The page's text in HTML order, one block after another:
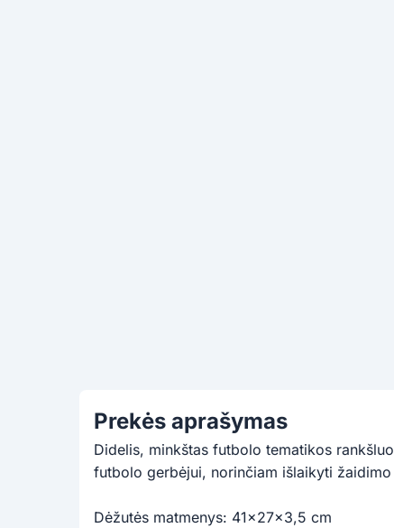
Prekės aprašymas
Didelis, minkštas futbolo tematikos
futbolo gerbėjui, norinčiam išlaikyti
Dėžutės matmenys: 41x27x3,5 cm